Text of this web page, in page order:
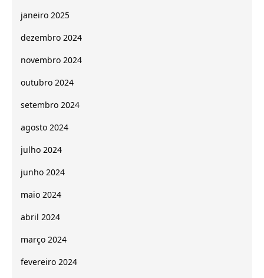
janeiro 2025
dezembro 2024
novembro 2024
outubro 2024
setembro 2024
agosto 2024
julho 2024
junho 2024
maio 2024
abril 2024
março 2024
fevereiro 2024